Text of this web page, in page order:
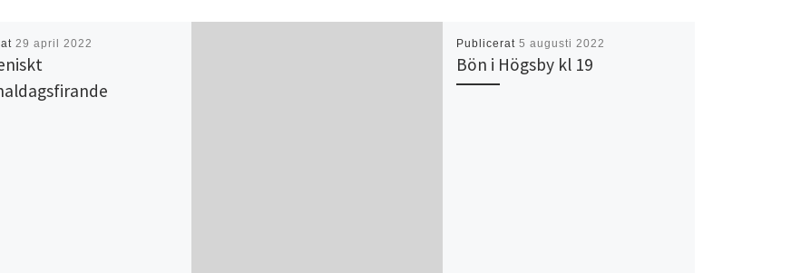
29 april 2022 Publicerat 5 augusti 2022
Bön i Högsby kl 19